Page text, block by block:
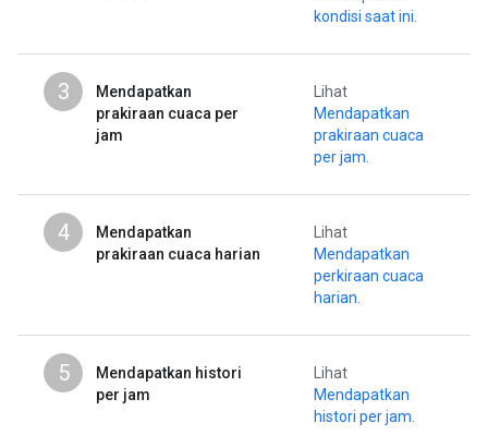
kondisi saat ini
3
Mendapatkan
prakiraan cuaca per
jam
Lihat
Mendapatkan
prakiraan cuaca
per jam
4
Mendapatkan
prakiraan cuaca harian
Lihat
Mendapatkan
perkiraan cuaca
harian
5
Mendapatkan histori
per jam
Lihat
Mendapatkan
histori per jam